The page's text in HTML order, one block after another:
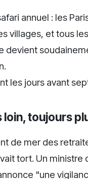
annuel : les
villages, et tous
devient
les jours avant
toujours
de mer des
tort. Un
"une